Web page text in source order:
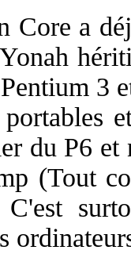
Core a
3
du P6 et
(Tout